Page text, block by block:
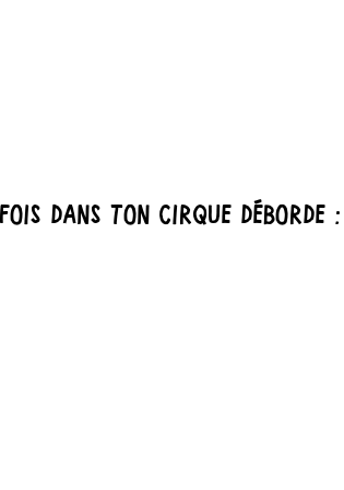
Dans ton cirque DÉBORDE :